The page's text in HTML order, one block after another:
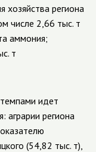
хозяйства региона
числе 2,66 тыс. т
аммония;
т
идет
аграрии региона
(54,82 тыс. т),